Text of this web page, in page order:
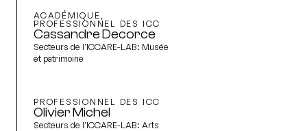
ACADÉMIQUE,
PROFESSIONNEL DES ICC
Cassandre Decorce
Secteurs de l'ICCARE-LAB: Musée
et patrimoine
PROFESSIONNEL DES ICC
Olivier Michel
Secteurs de l'ICCARE-LAB: Arts